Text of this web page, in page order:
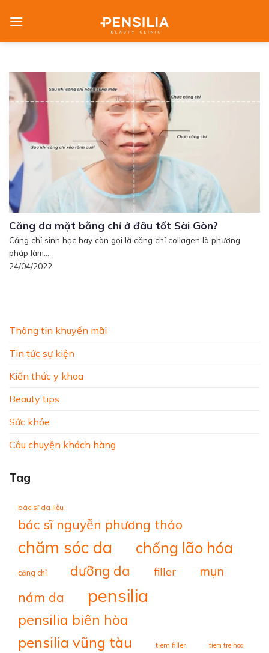
Thông tin khuyến mãi
Tin tức sự kiện
Kiến thức y khoa
Beauty tips
Sức khỏe
Câu chuyện khách hàng
Tag
bác sĩ da liễu
bác sĩ nguyễn phương thảo
chăm sóc da chống lão hóa
căng chỉ dưỡng da filler mụn
nám da pensilia
pensilia biên hòa
pensilia vũng tàu tiem filler tiem tre hoa
Căng da mặt bằng chỉ ở đâu tốt Sài Gòn?
Căng chỉ sinh học hay còn gọi là căng chỉ collagen là phương
pháp làm...
24/04/2022